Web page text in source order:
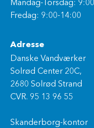
Mandag-Torsdag:
Fredag: 9:00-14:00
Adresse
Danske Vandværker
Solrød Center 20C,
2680 Solrød Strand
CVR. 95 13 96 55
Skanderborg-kontor